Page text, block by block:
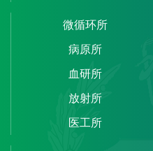
微循环所
病原所
血研所
放射所
医工所